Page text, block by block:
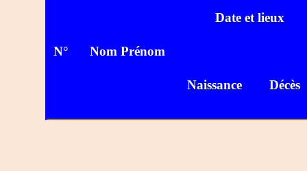
N° Nom Prénom
Date et lieux
Naissance Décès